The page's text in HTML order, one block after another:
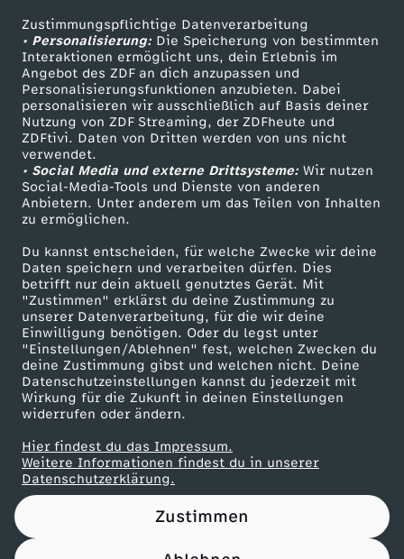
Zustimmungspflichtige Datenverarbeitung
• Personalisierung:Die Speicherung von bestimmten
Interaktionen ermöglicht uns, dein Erlebnis im
Angebot des ZDF an dich anzupassen und
Personalisierungsfunktionen anzubieten. Dabei
personalisieren wir ausschließlich auf Basis deiner
Nutzung von ZDF Streaming, der ZDFheute und
ZDFtivi. Daten von Dritten werden von uns nicht
verwendet.
• Social Media und externe Drittsysteme:Wir nutzen
Social-Media-Tools und Dienste von anderen
Anbietern. Unter anderem um das Teilen von Inhalten
zu ermöglichen.
Du kannst entscheiden, für welche Zwecke wir deine
Daten speichern und verarbeiten dürfen. Dies
betrifft nur dein aktuell genutztes Gerät. Mit
"Zustimmen" erklärst du deine Zustimmung zu
unserer Datenverarbeitung, für die wir deine
Einwilligung benötigen. Oder du legst unter
"Einstellungen/Ablehnen" fest, welchen Zwecken du
deine Zustimmung gibst und welchen nicht. Deine
Datenschutzeinstellungen kannst du jederzeit mit
Wirkung für die Zukunft in deinen Einstellungen
widerrufen oder ändern.
Hier findest du das Impressum.
Weitere Informationen findest du in unserer
Datenschutzerklärung.
Zustimmen
Livestreams
Sendungen A-Z
TV-Programm
Zuschauerservice
Hilfe
ZDF Unternehmen
Karriere
ZDF goes Schule
Werbefernsehen
Mainzelmännchen
Partner